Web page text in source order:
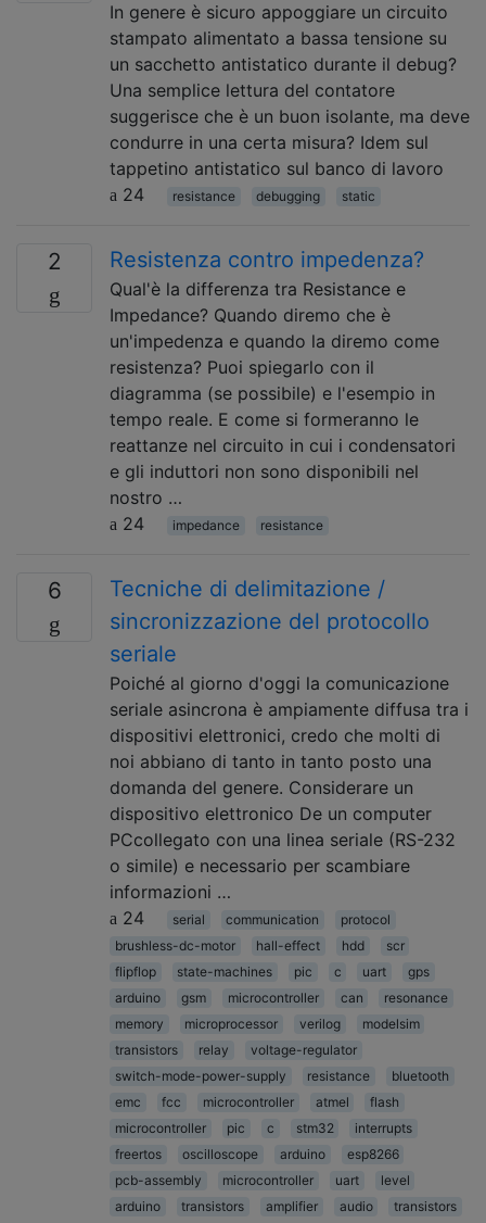
In genere è sicuro appoggiare un circuito
stampato alimentato a bassa tensione su
un sacchetto antistatico durante il debug?
Una semplice lettura del contatore
suggerisce che è un buon isolante, ma deve
condurre in una certa misura? Idem sul
tappetino antistatico sul banco di lavoro
24
resistance debugging static
2 Resistenza contro impedenza?
Qual'è la differenza tra Resistance e
Impedance? Quando diremo che è
un'impedenza e quando la diremo come
resistenza? Puoi spiegarlo con il
diagramma (se possibile) e l'esempio in
tempo reale. E come si formeranno le
reattanze nel circuito in cui i condensatori
e gli induttori non sono disponibili nel
nostro …
24
impedance resistance
6
Tecniche di delimitazione /
sincronizzazione del protocollo
seriale
Poiché al giorno d'oggi la comunicazione
seriale asincrona è ampiamente diffusa tra i
dispositivi elettronici, credo che molti di
noi abbiano di tanto in tanto posto una
domanda del genere. Considerare un
dispositivo elettronico De un computer
PCcollegato con una linea seriale (RS-232
o simile) e necessario per scambiare
informazioni …
24
serial communication
protocol
brushless-dc-motor
hall-effect hdd
scr
flipflop
state-machines pic c uart
gps
arduino
gsm microcontroller can
resonance
memory
microprocessor verilog
modelsim
transistors
relay
voltage-regulator
switch-mode-power-supply
resistance
bluetooth
emc
fcc microcontroller atmel
flash
microcontroller
pic c stm32
interrupts
freertos
oscilloscope arduino
esp8266
pcb-assembly
microcontroller uart
level
arduino
transistors amplifier audio
transistors